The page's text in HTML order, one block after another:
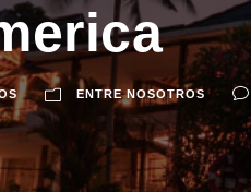
ENTRE NOSOTROS